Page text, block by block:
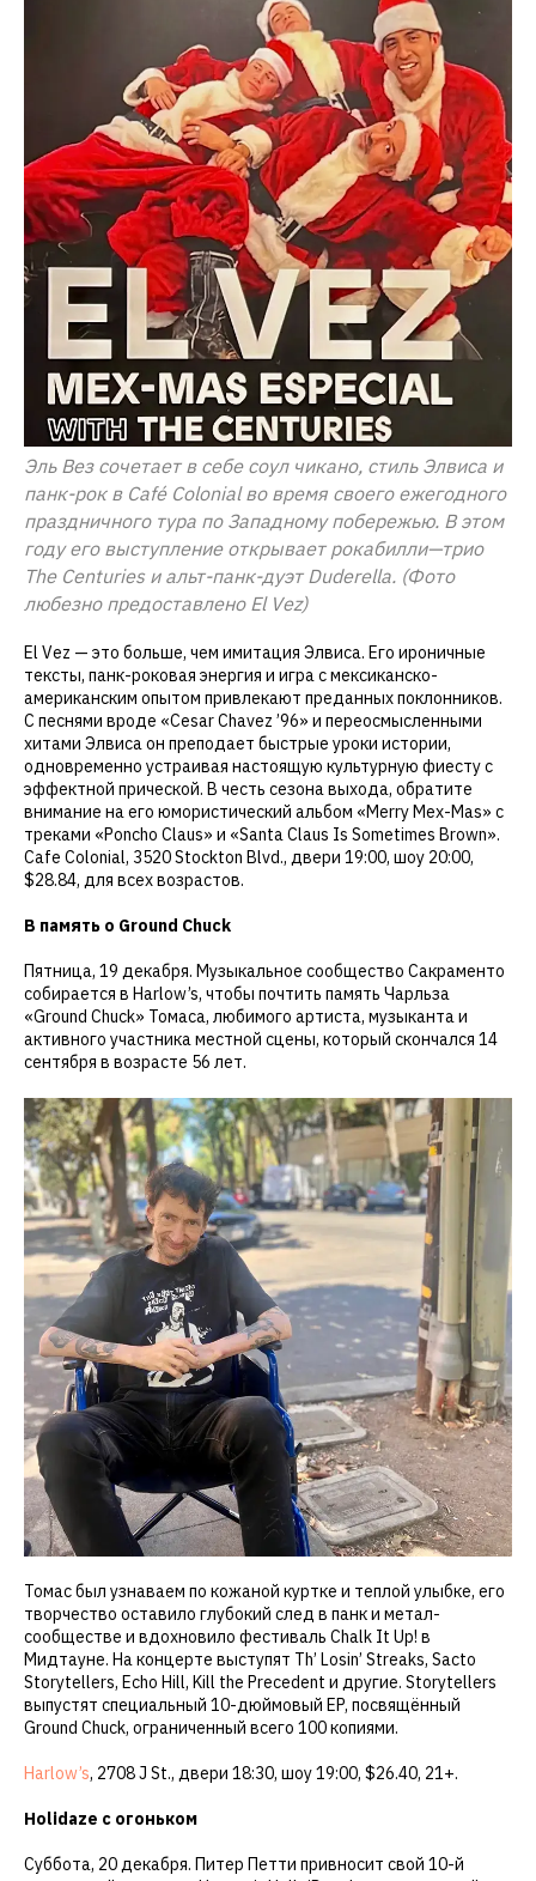
Эль Вез сочетает в себе соул чикано, стиль Элвиса и
панк-рок в Café Colonial во время своего ежегодного
праздничного тура по Западному побережью. В этом
году его выступление открывает рокабилли—трио
The Centuries и альт-панк-дуэт Duderella. (Фото
любезно предоставлено El Vez)
El Vez — это больше, чем имитация Элвиса. Его ироничные
тексты, панк-роковая энергия и игра с мексиканско-
американским опытом привлекают преданных поклонников.
С песнями вроде «Cesar Chavez ’96» и переосмысленными
хитами Элвиса он преподает быстрые уроки истории,
одновременно устраивая настоящую культурную фиесту с
эффектной прической. В честь сезона выхода, обратите
внимание на его юмористический альбом «Merry Mex-Mas» с
треками «Poncho Claus» и «Santa Claus Is Sometimes Brown».
Cafe Colonial, 3520 Stockton Blvd., двери 19:00, шоу 20:00,
$28.84, для всех возрастов.
В память о Ground Chuck
Пятница, 19 декабря. Музыкальное сообщество Сакраменто
собирается в Harlow’s, чтобы почтить память Чарльза
«Ground Chuck» Томаса, любимого артиста, музыканта и
активного участника местной сцены, который скончался 14
сентября в возрасте 56 лет.
Томас был узнаваем по кожаной куртке и теплой улыбке, его
творчество оставило глубокий след в панк и метал-
сообществе и вдохновило фестиваль Chalk It Up! в
Мидтауне. На концерте выступят Th’ Losin’ Streaks, Sacto
Storytellers, Echo Hill, Kill the Precedent и другие. Storytellers
выпустят специальный 10-дюймовый EP, посвящённый
Ground Chuck, ограниченный всего 100 копиями.
Harlow’s, 2708 J St., двери 18:30, шоу 19:00, $26.40, 21+.
Holidaze с огоньком
Суббота, 20 декабря. Питер Петти привносит свой 10-й